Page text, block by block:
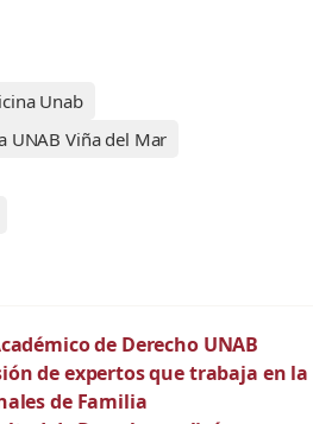
Unab
UNAB Viña del Mar
de Derecho UNAB
de expertos que trabaja en la
de Familia